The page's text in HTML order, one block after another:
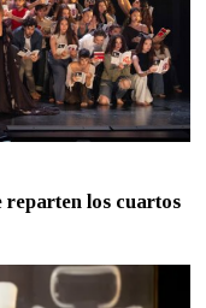
reparten los cuartos